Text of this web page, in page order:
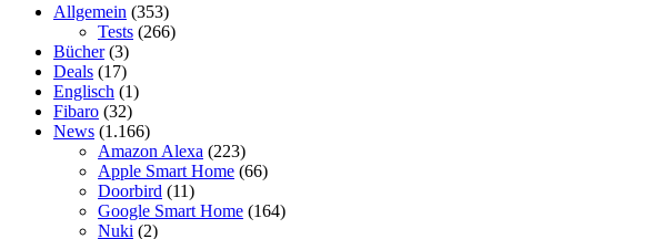
Allgemein (353)
Tests (266)
Bücher(3)
Deals (17)
Englisch (1)
Fibaro (32)
News (1.166)
Amazon Alexa (223)
Apple Smart Home (66)
Doorbird (11)
Google Smart Home (164)
Nuki (2)